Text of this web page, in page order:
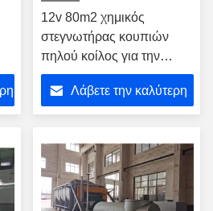
12v 80m2 χημικός
στεγνωτήρας κουπιών
πηλού κοίλος για την
ηλεκτρολυτική
επιμετάλλωση της λάσπης
Λάβετε την καλύτερη